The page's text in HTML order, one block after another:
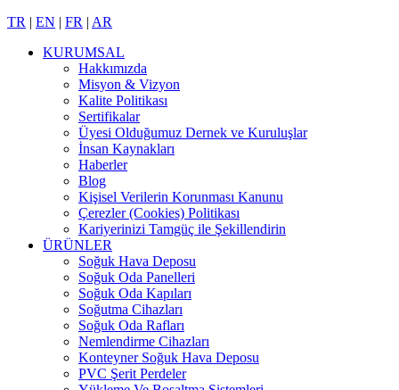
TR | EN | FR | AR
KURUMSAL
Hakkımızda
Misyon & Vizyon
Kalite Politikası
Sertifikalar
Üyesi Olduğumuz Dernek ve Kuruluşlar
İnsan Kaynakları
Haberler
Blog
Kişisel Verilerin Korunması Kanunu
Çerezler (Cookies) Politikası
Kariyerinizi Tamgüç ile Şekillendirin
ÜRÜNLER
Soğuk Hava Deposu
Soğuk Oda Panelleri
Soğuk Oda Kapıları
Soğutma Cihazları
Soğuk Oda Rafları
Nemlendirme Cihazları
Konteyner Soğuk Hava Deposu
PVC Şerit Perdeler